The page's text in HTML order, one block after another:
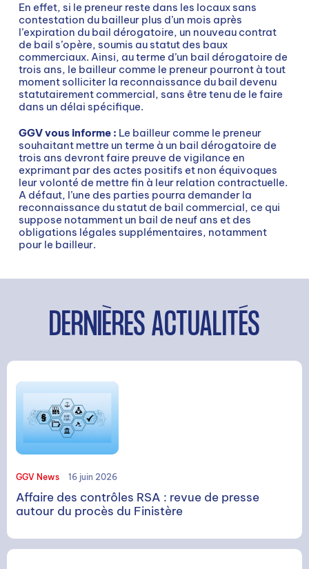
RECHERCHE
En effet, si le preneur reste dans les locaux sans
contestation du bailleur plus d’un mois après
l’expiration du bail dérogatoire, un nouveau contrat
de bail s’opère, soumis au statut des baux
commerciaux. Ainsi, au terme d’un bail dérogatoire de
trois ans, le bailleur comme le preneur pourront à tout
moment solliciter la reconnaissance du bail devenu
statutairement commercial, sans être tenu de le faire
dans un délai spécifique.
GGV vous informe : Le bailleur comme le preneur
souhaitant mettre un terme à un bail dérogatoire de
trois ans devront faire preuve de vigilance en
exprimant par des actes positifs et non équivoques
leur volonté de mettre fin à leur relation contractuelle.
A défaut, l’une des parties pourra demander la
reconnaissance du statut de bail commercial, ce qui
suppose notamment un bail de neuf ans et des
obligations légales supplémentaires, notamment
pour le bailleur.
DERNIÈRES ACTUALITÉS
GGV News 16 juin 2026
Affaire des contrôles RSA : revue de presse
autour du procès du Finistère